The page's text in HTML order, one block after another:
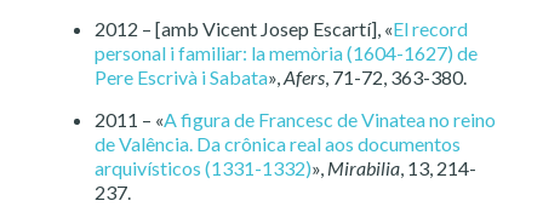
2012 – [amb Vicent Josep Escartí], «El record
personal i familiar: la memòria (1604-1627) de
Pere Escrivà i Sabata»,Afers, 71-72, 363-380.
2011 – «A figura de Francesc de Vinatea no reino
de Valência. Da crônica real aos documentos
arquivísticos (1331-1332)», Mirabilia, 13, 214-
237.